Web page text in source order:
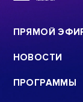
ПРЯМОЙ
НОВОСТИ
ПРОГРАММЫ